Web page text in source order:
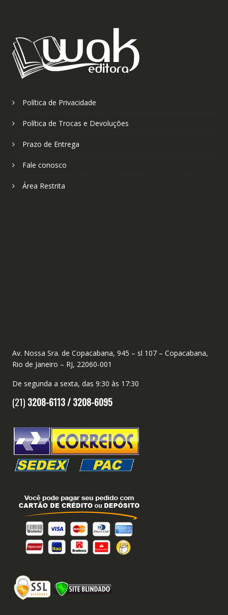
Política de Privacidade
Política de Trocas e Devoluções
Prazo de Entrega
Fale conosco
Área Restrita
Av. Nossa Sra. de Copacabana, 945 – sl 107 – Copacabana,
Rio de Janeiro – RJ, 22060-001
De segunda a sexta, das 9:30 às 17:30
(21) 3208-6113 /3208-6095